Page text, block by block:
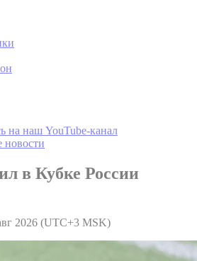
на наш YouTube-канал
новости
в Кубке России
2026 (UTC+3 MSK)